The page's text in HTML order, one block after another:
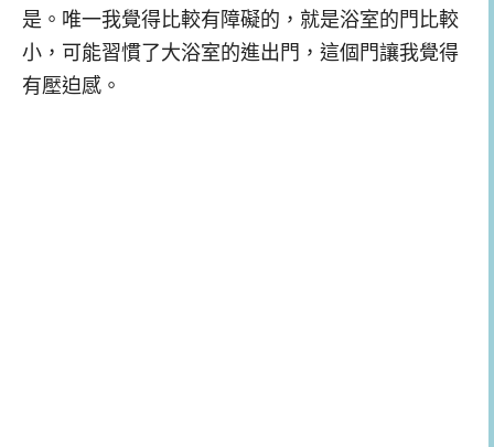
是。唯一我覺得比較有障礙的，就是浴室的門比較
小，可能習慣了大浴室的進出門，這個門讓我覺得
有壓迫感。